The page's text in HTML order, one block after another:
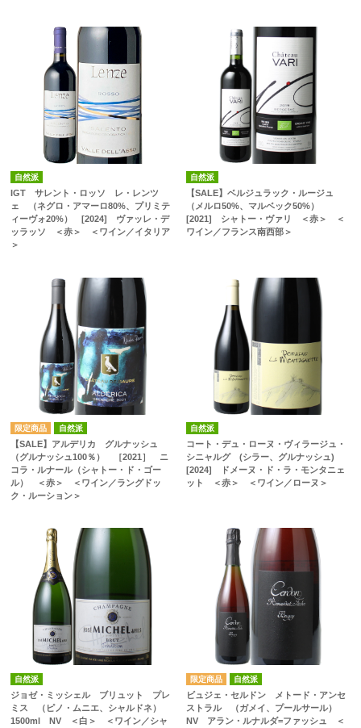
自然派
IGT サレント・ロッソ レ・レンツ
ェ （ネグロ・アマーロ80%、プリミテ
ィーヴォ20%） [2024] ヴァッレ・デ
ッラッソ ＜赤＞ ＜ワイン／イタリア
＞
自然派
【SALE】ベルジュラック・ルージュ
（メルロ50%、マルベック50%）
[2021] シャトー・ヴァリ ＜赤＞ ＜
ワイン／フランス南西部＞
自然派
【SALE】アルデリカ グルナッシュ
（グルナッシュ100％） ［2021］ ニ
コラ・ルナール（シャトー・ド・ゴー
ル） ＜赤＞ ＜ワイン／ラングドッ
ク・ルーション＞
自然派
コート・デュ・ローヌ・ヴィラージュ・
シニャルグ (シラー、グルナッシュ)
[2024] ドメーヌ・ド・ラ・モンタニェ
ット ＜赤＞ ＜ワイン／ローヌ＞
自然派
ジョゼ・ミッシェル ブリュット プレ
ミス （ピノ・ムニエ、シャルドネ）
1500ml NV ＜白＞ ＜ワイン／シャ
自然派
ビュジェ・セルドン メトード・アンセ
ストラル （ガメイ、プールサール）
NV アラン・ルナルダ=ファッシュ ＜